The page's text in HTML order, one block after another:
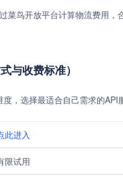
菜鸟开放平台计算物流费用，
与收费标准）
，选择最适合自己需求的
此进入
限试用